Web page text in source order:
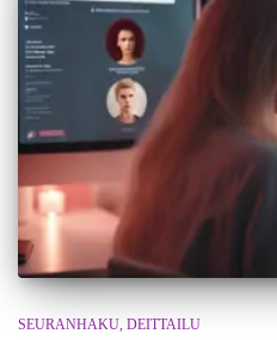
SEURANHAKU DEITTAILU